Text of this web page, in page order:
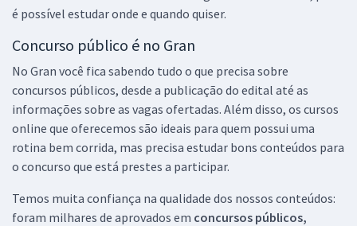
é possível estudar onde e quando quiser.
Concurso público é no Gran
No Gran você fica sabendo tudo o que precisa sobre
concursos públicos, desde a publicação do edital até as
informações sobre as vagas ofertadas. Além disso, os cursos
online que oferecemos são ideais para quem possui uma
rotina bem corrida, mas precisa estudar bons conteúdos para
o concurso que está prestes a participar.
Temos muita confiança na qualidade dos nossos conteúdos:
foram milhares de aprovados em concursos públicos,